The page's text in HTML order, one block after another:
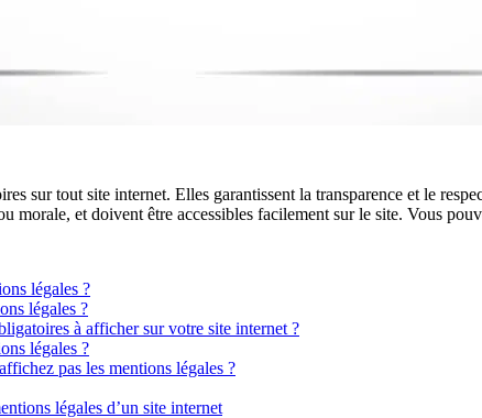
sur tout site internet. Elles garantissent la transparence et le
morale, et doivent être accessibles facilement sur le site. Vous
légales ?
légales ?
à afficher sur votre site internet ?
légales ?
pas les mentions légales ?
légales d’un site internet